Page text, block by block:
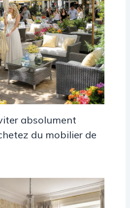
absolument
du mobilier de